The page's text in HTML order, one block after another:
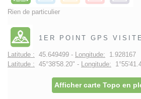
Rien de particulier
1ER POINT GPS VISITE
Latitude : 45.649499 - Longitude: 1.928167
Latitude : 45°38'58.20" - Longitude:
Afficher carte Topo en